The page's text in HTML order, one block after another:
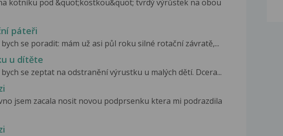
kotníku pod &quot;kostkou&quot; tvrdý výrůstek na obou
páteři
se poradit: mám už asi půl roku silné rotační závratě,...
u dítěte
se zeptat na odstranění výrustku u malých dětí. Dcera...
jsem zacala nosit novou podprsenku ktera mi podrazdila